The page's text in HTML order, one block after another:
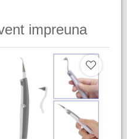
impreuna